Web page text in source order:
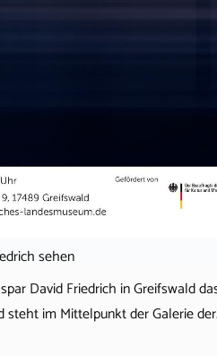
sehen
David Friedrich in Greifswald
steht im Mittelpunkt der Galerie